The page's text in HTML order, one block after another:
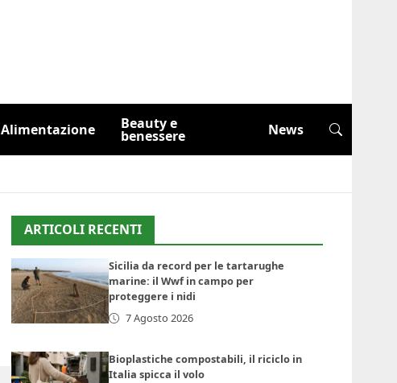
Alimentazione Beauty e
benessere News
ARTICOLI RECENTI
Sicilia da record per le tartarughe
marine: il Wwf in campo per
proteggere i nidi
7 Agosto 2026
Bioplastiche compostabili, il riciclo in
Italia spicca il volo